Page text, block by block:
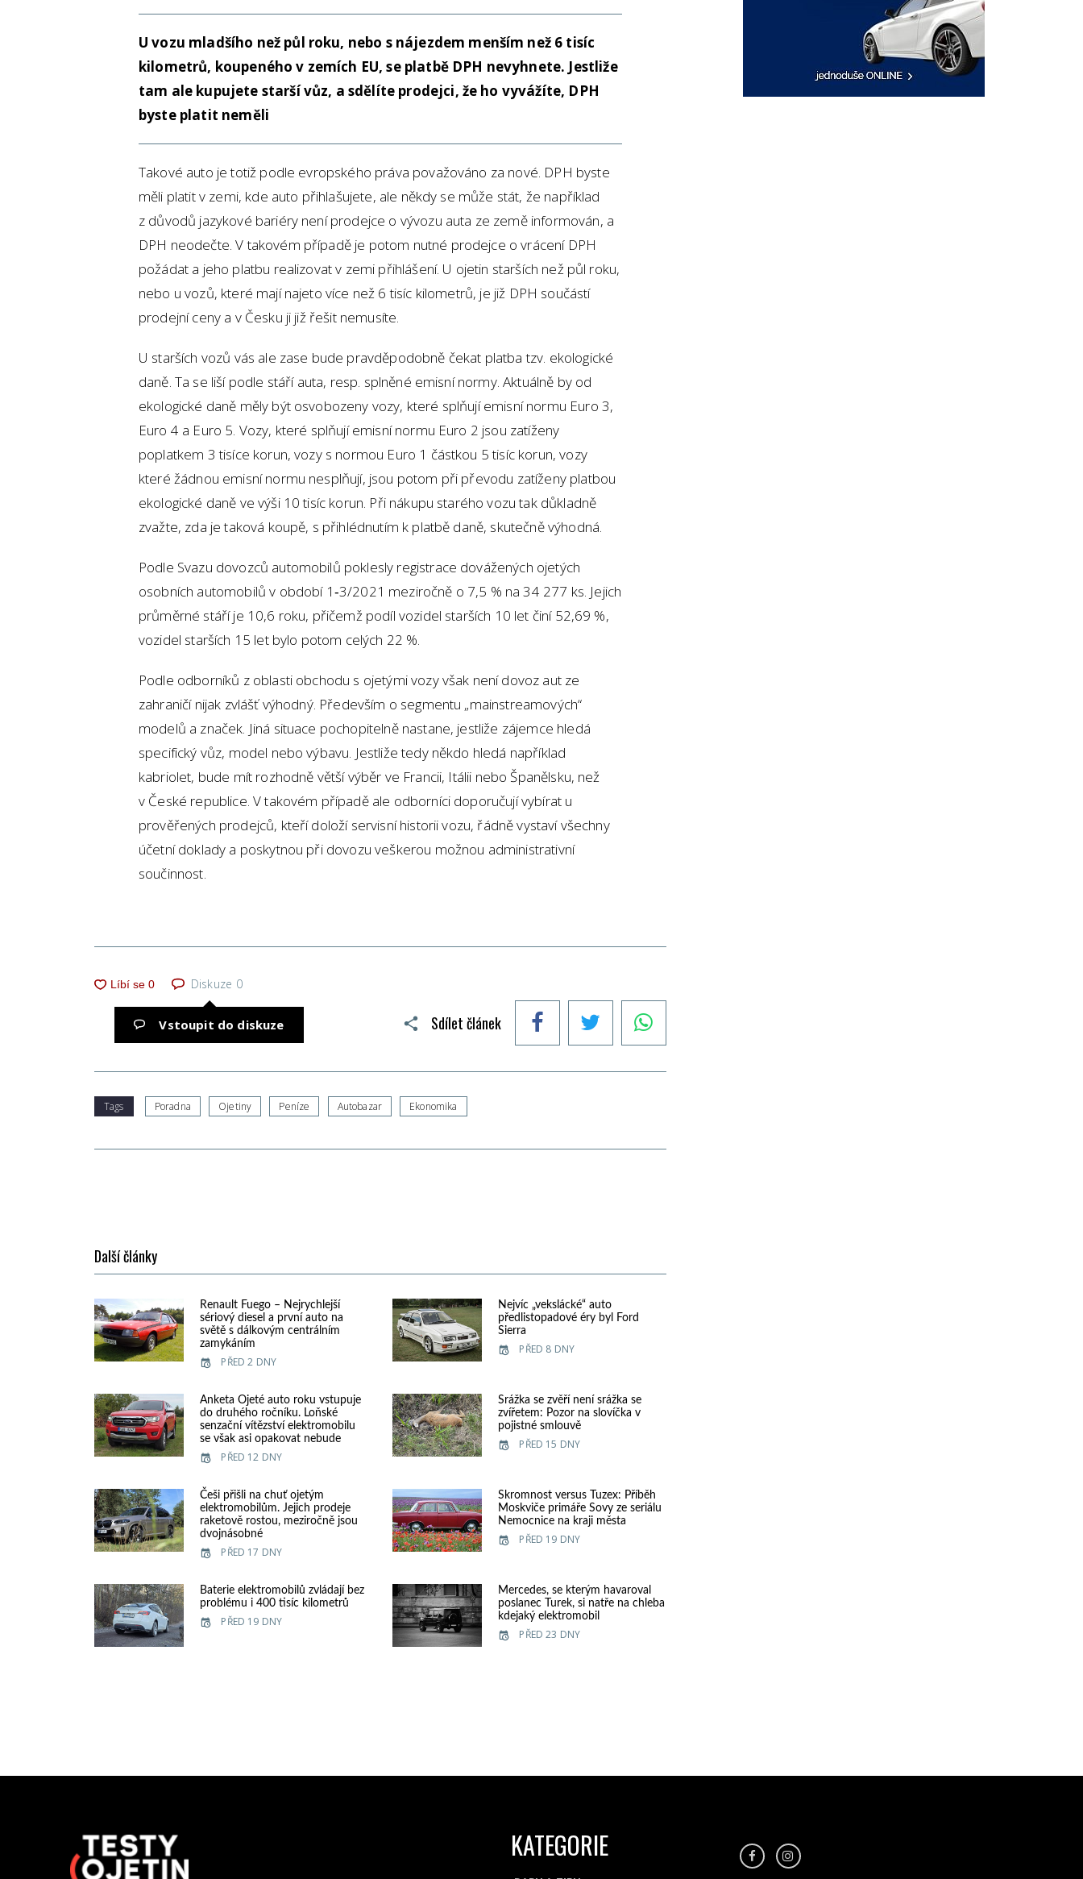
U vozu mladšího než půl roku, nebo s nájezdem menším než 6 tisíc
kilometrů, koupeného v zemích EU, se platbě DPH nevyhnete. Jestliže
tam ale kupujete starší vůz, a sdělíte prodejci, že ho vyvážíte, DPH
byste platit neměli
Takové auto je totiž podle evropského práva považováno za nové. DPH byste
měli platit v zemi, kde auto přihlašujete, ale někdy se může stát, že například
z důvodů jazykové bariéry není prodejce o vývozu auta ze země informován, a
DPH neodečte. V takovém případě je potom nutné prodejce o vrácení DPH
požádat a jeho platbu realizovat v zemi přihlášení. U ojetin starších než půl roku,
nebo u vozů, které mají najeto více než 6 tisíc kilometrů, je již DPH součástí
prodejní ceny a v Česku ji již řešit nemusíte.
U starších vozů vás ale zase bude pravděpodobně čekat platba tzv. ekologické
daně. Ta se liší podle stáří auta, resp. splněné emisní normy. Aktuálně by od
ekologické daně měly být osvobozeny vozy, které splňují emisní normu Euro 3,
Euro 4 a Euro 5. Vozy, které splňují emisní normu Euro 2 jsou zatíženy
poplatkem 3 tisíce korun, vozy s normou Euro 1 částkou 5 tisíc korun, vozy
které žádnou emisní normu nesplňují, jsou potom při převodu zatíženy platbou
ekologické daně ve výši 10 tisíc korun. Při nákupu starého vozu tak důkladně
zvažte, zda je taková koupě, s přihlédnutím k platbě daně, skutečně výhodná.
Podle Svazu dovozců automobilů poklesly registrace dovážených ojetých
osobních automobilů v období 1‑3/2021 meziročně o 7,5 % na 34 277 ks. Jejich
průměrné stáří je 10,6 roku, přičemž podíl vozidel starších 10 let činí 52,69 %,
vozidel starších 15 let bylo potom celých 22 %.
Podle odborníků z oblasti obchodu s ojetými vozy však není dovoz aut ze
zahraničí nijak zvlášť výhodný. Především o segmentu „mainstreamových“
modelů a značek. Jiná situace pochopitelně nastane, jestliže zájemce hledá
specifický vůz, model nebo výbavu. Jestliže tedy někdo hledá například
kabriolet, bude mít rozhodně větší výběr ve Francii, Itálii nebo Španělsku, než
v České republice. V takovém případě ale odborníci doporučují vybírat u
prověřených prodejců, kteří doloží servisní historii vozu, řádně vystaví všechny
účetní doklady a poskytnou při dovozu veškerou možnou administrativní
součinnost.
Sdílet článek
Diskuze 0
Vstoupit do diskuze
Tags Poradna Ojetiny Peníze Autobazar Ekonomika
Další články
Renault Fuego – Nejrychlejší
sériový diesel a první auto na
světě s dálkovým centrálním
zamykáním
PŘED 2 DNY
Nejvíc „vekslácké“ auto
předlistopadové éry byl Ford
Sierra
PŘED 8 DNY
Anketa Ojeté auto roku vstupuje
do druhého ročníku. Loňské
senzační vítězství elektromobilu
se však asi opakovat nebude
PŘED 12 DNY
Srážka se zvěří není srážka se
zvířetem: Pozor na slovíčka v
pojistné smlouvě
PŘED 15 DNY
Češi přišli na chuť ojetým
elektromobilům. Jejich prodeje
raketově rostou, meziročně jsou
dvojnásobné
PŘED 17 DNY
Skromnost versus Tuzex: Příběh
Moskviče primáře Sovy ze seriálu
Nemocnice na kraji města
PŘED 19 DNY
Baterie elektromobilů zvládají bez
problému i 400 tisíc kilometrů
PŘED 19 DNY
Mercedes, se kterým havaroval
poslanec Turek, si natře na chleba
kdejaký elektromobil
PŘED 23 DNY
KATEGORIE